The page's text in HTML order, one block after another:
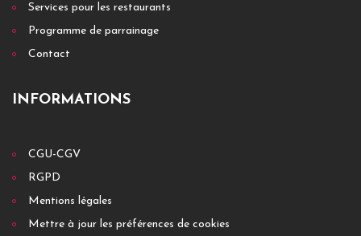
Services pour les restaurants
Programme de parrainage
Contact
INFORMATIONS
CGU-CGV
RGPD
Mentions légales
Mettre à jour les préférences de cookies